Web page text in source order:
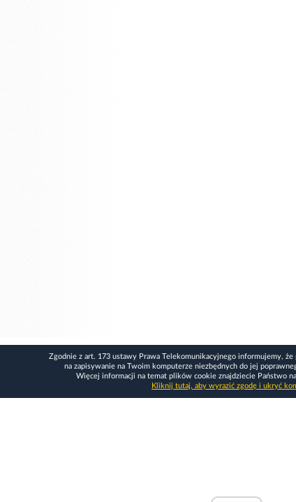
Zgodnie z art. 173 ustawy Prawa Telekomunikacyjnego informujemy, że
na zapisywanie na Twoim komputerze niezbędnych do jej
Więcej informacji na temat plików cookie znajdziecie Państwo
Kliknij tutaj, aby wyrazić zgodę i ukryć